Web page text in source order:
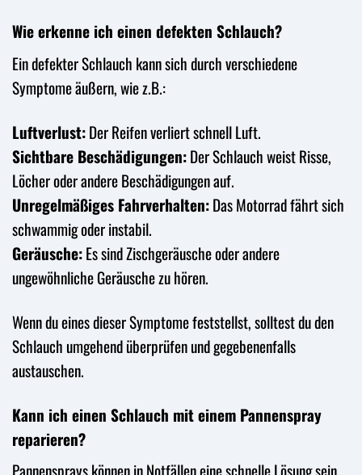
Wie erkenne ich einen defekten Schlauch?
Ein defekter Schlauch kann sich durch verschiedene
Symptome äußern, wie z.B.:
Luftverlust:Der Reifen verliert schnell Luft.
Sichtbare Beschädigungen:Der Schlauch weist Risse,
Löcher oder andere Beschädigungen auf.
Unregelmäßiges Fahrverhalten:Das Motorrad fährt sich
schwammig oder instabil.
Geräusche:Es sind Zischgeräusche oder andere
ungewöhnliche Geräusche zu hören.
Wenn du eines dieser Symptome feststellst, solltest du den
Schlauch umgehend überprüfen und gegebenenfalls
austauschen.
Kann ich einen Schlauch mit einem Pannenspray
reparieren?